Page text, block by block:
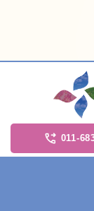
011-